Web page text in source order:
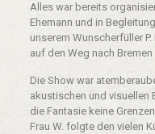
Alles war bereits
Ehemann und in
unserem Wunscherfüller
auf den Weg nach
Die Show war
akustischen und visuellen
die Fantasie keine
Frau W. folgte den vielen